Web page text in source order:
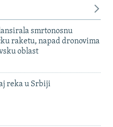
smrtonosnu
raketu, napad dronovima
oblast
reka u Srbiji